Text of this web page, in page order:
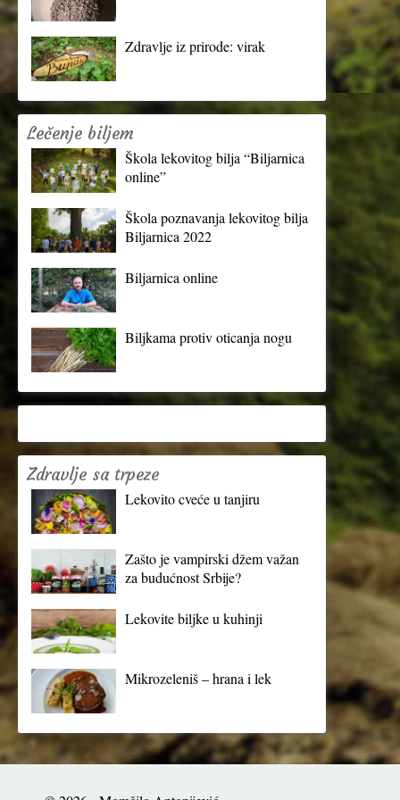
Zdravlje iz prirode: virak
Lečenje biljem
Škola lekovitog bilja “Biljarnica
online”
Škola poznavanja lekovitog bilja
Biljarnica 2022
Biljarnica online
Biljkama protiv oticanja nogu
Zdravlje sa trpeze
Lekovito cveće u tanjiru
Zašto je vampirski džem važan
za budućnost Srbije?
Lekovite biljke u kuhinji
Mikrozeleniš – hrana i lek